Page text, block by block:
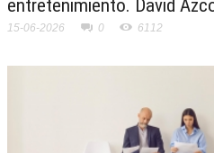
entretenimiento. David
15-06-2026 0 6112